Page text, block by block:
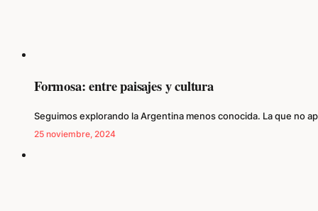
Formosa: entre paisajes y cultura
Seguimos explorando la Argentina menos conocida. La que no
25 noviembre, 2024